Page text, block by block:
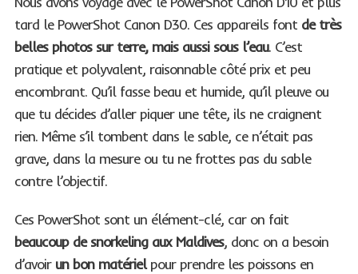
tard le PowerShot Canon D30. Ces appareils font de très
belles photos sur terre, mais aussi sous l’eau. C’est
pratique et polyvalent, raisonnable côté prix et peu
encombrant. Qu’il fasse beau et humide, qu’il pleuve ou
que tu décides d’aller piquer une tête, ils ne craignent
rien. Même s’il tombent dans le sable, ce n’était pas
grave, dans la mesure ou tu ne frottes pas du sable
contre l’objectif.
Ces PowerShot sont un élément-clé, car on fait
beaucoup de snorkeling aux Maldives, donc on a besoin
d’avoir un bon matérielpour prendre les poissons en